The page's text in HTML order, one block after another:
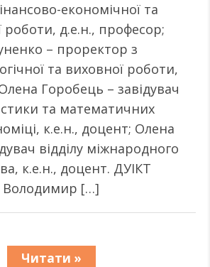
економічної та
роботи, д.е.н., професор;
– проректор з
та виховної роботи,
Горобець – завідувач
та математичних
к.е.н., доцент; Олена
відділу міжнародного
к.е.н., доцент. ДУІКТ
Володимир […]
Читати »